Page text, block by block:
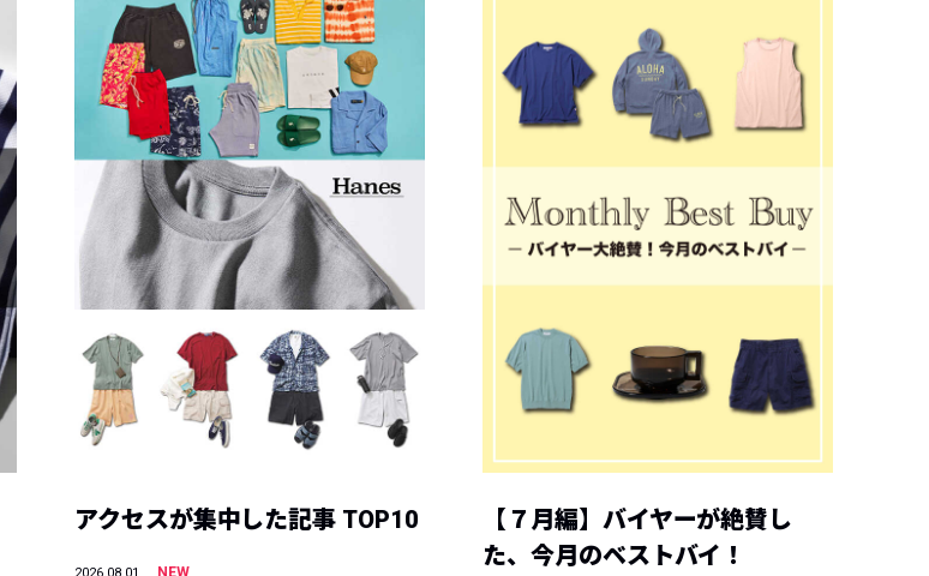
アクセスが集中した記事 TOP10
【７月編】バイヤーが絶賛し
た、今月のベストバイ！